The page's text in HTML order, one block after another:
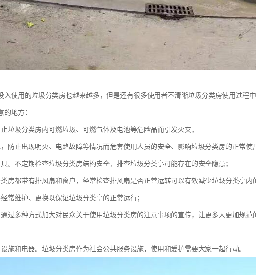
入使用的垃圾分类房也越来越多，但是还有很多使用者不清晰垃圾分类房使用过程
的地方：
垃圾分类房内可燃垃圾、可燃气体及电池等危险品而引发火灾；
防止出现明火、电路故障等情况而危害使用人员的安全、影响垃圾分类房的正常使
。不定期检查垃圾分类房结构安全，排查垃圾分类亭可能存在的安全隐患；
房都带有排风扇和窗户，经常检查排风扇是否正常运转可以有效减少垃圾分类亭内
常维护、更换以保证垃圾分类亭的正常运行；
过多种方式加大对民众关于使用垃圾分类房的注意事项的宣传，让更多人更加规范
施和电器。垃圾分类房作为社会公共服务设施，使用和爱护需要大家一起行动。